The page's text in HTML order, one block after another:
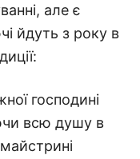
але є
йдуть з року в
господині
всю душу в